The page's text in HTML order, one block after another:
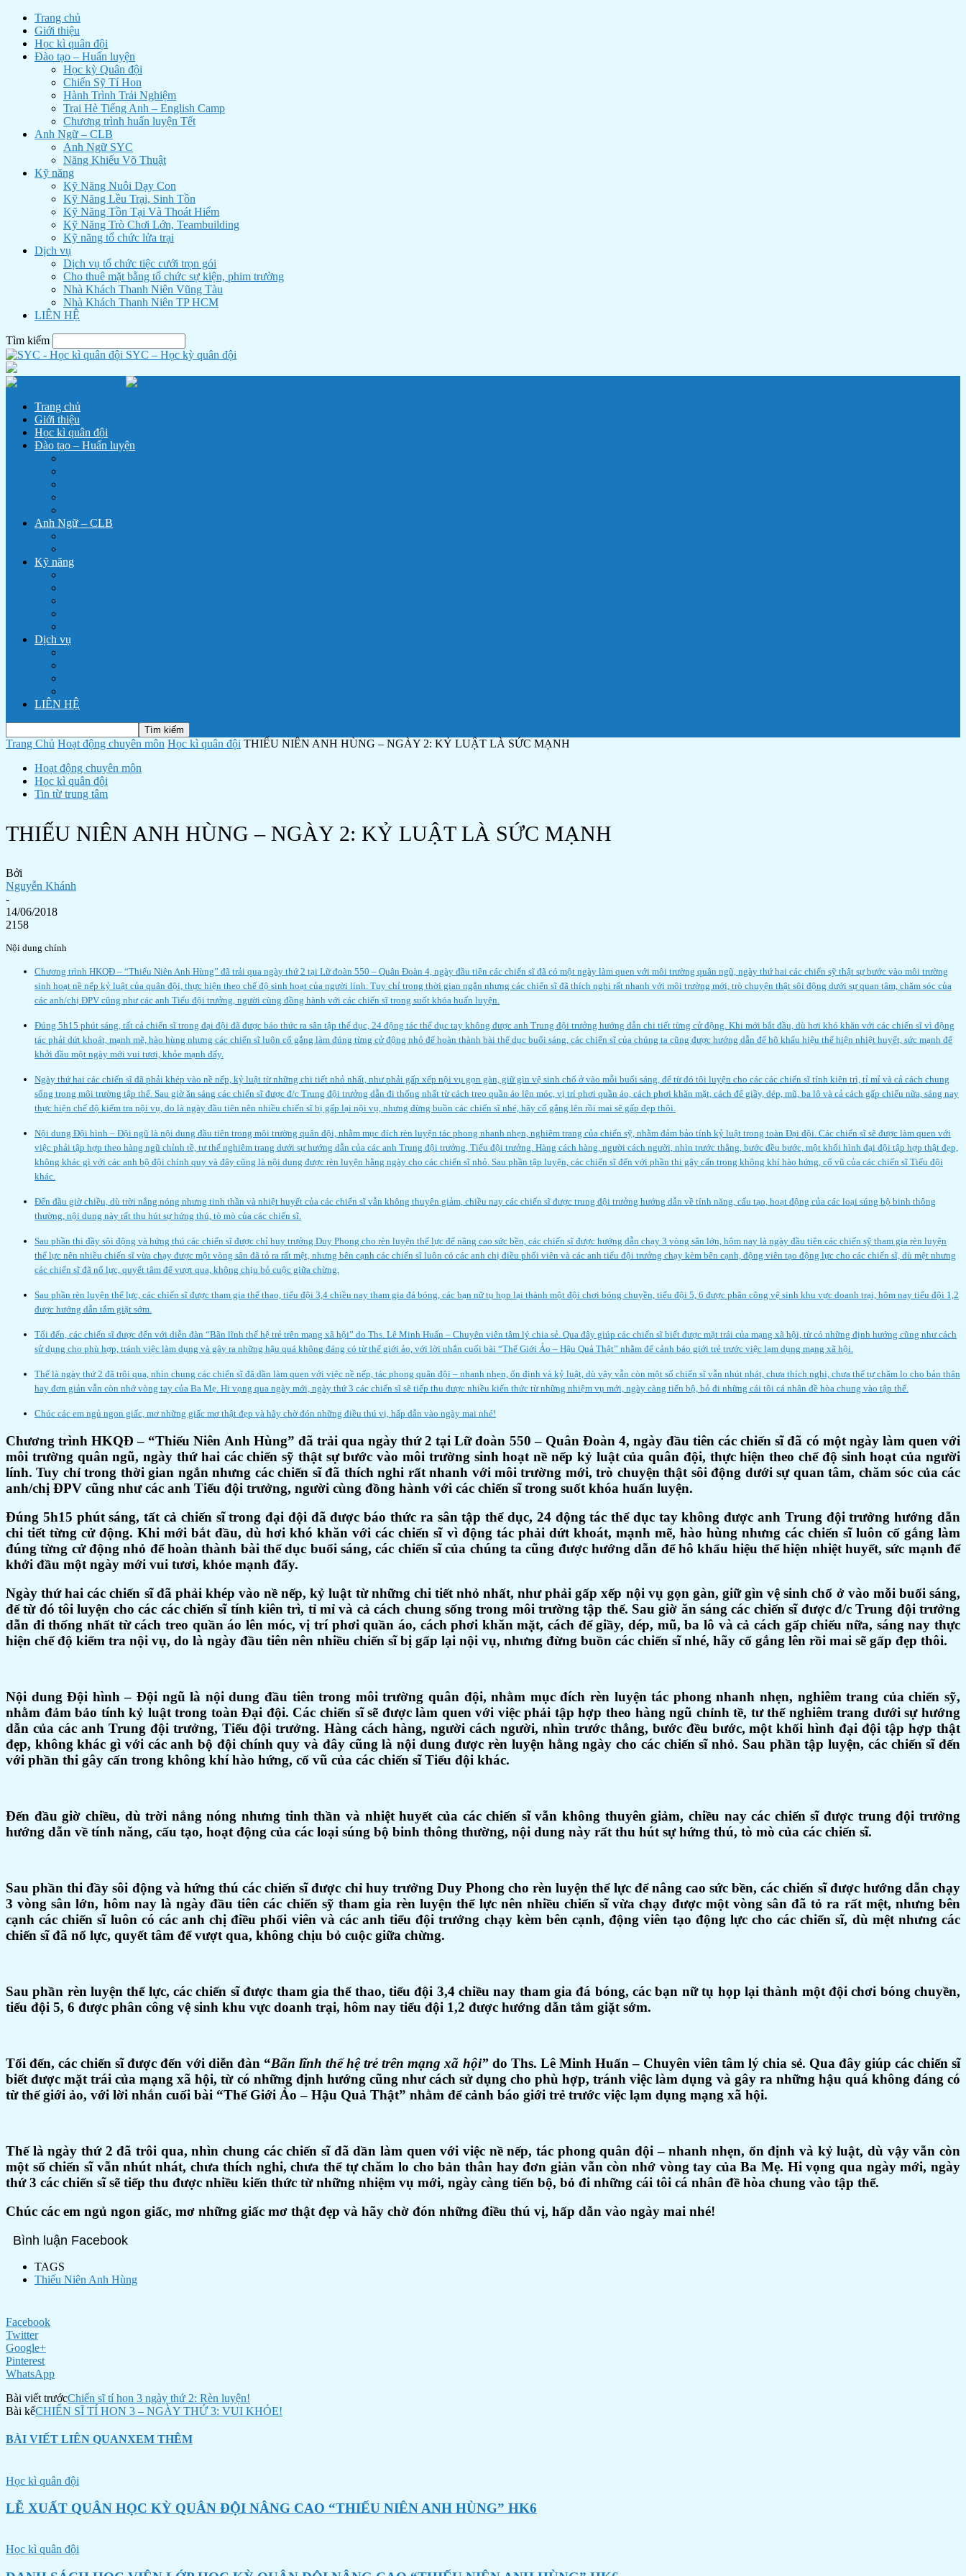
Trang chủ
Giới thiệu
Học kì quân đội
Đào tạo – Huấn luyện
Học kỳ Quân đội
Chiến Sỹ Tí Hon
Hành Trình Trải Nghiệm
Trại Hè Tiếng Anh – English Camp
Chương trình huấn luyện Tết
Anh Ngữ – CLB
Anh Ngữ SYC
Năng Khiếu Võ Thuật
Kỹ năng
Kỹ Năng Nuôi Dạy Con
Kỹ Năng Lều Trại, Sinh Tồn
Kỹ Năng Tồn Tại Và Thoát Hiểm
Kỹ Năng Trò Chơi Lớn, Teambuilding
Kỹ năng tổ chức lửa trại
Dịch vụ
Dịch vụ tổ chức tiệc cưới trọn gói
Cho thuê mặt bằng tổ chức sự kiện, phim trường
Nhà Khách Thanh Niên Vũng Tàu
Nhà Khách Thanh Niên TP HCM
LIÊN HỆ
Tìm kiếm
SYC – Học kỳ quân đội
Trang chủ
Giới thiệu
Học kì quân đội
Đào tạo – Huấn luyện
Anh Ngữ – CLB
Kỹ năng
Dịch vụ
LIÊN HỆ
Trang Chủ Hoạt động chuyên môn Học kì quân đội THIẾU NIÊN ANH HÙNG – NGÀY 2: KỶ LUẬT LÀ SỨC MẠNH
Hoạt động chuyên môn
Học kì quân đội
Tin từ trung tâm
THIẾU NIÊN ANH HÙNG – NGÀY 2: KỶ LUẬT LÀ SỨC MẠNH
Bởi
Nguyễn Khánh
-
14/06/2018
2158
Nội dung chính
Chương trình HKQĐ – “Thiếu Niên Anh Hùng” đã trải qua ngày thứ 2 tại Lữ đoàn 550 – Quân Đoàn 4, ngày đầu tiên các chiến sĩ đã có một ngày làm quen với môi trường quân ngũ, ngày thứ hai các chiến sỹ thật sự bước vào môi trường
sinh hoạt nề nếp kỷ luật của quân đội, thực hiện theo chế độ sinh hoạt của người lính. Tuy chỉ trong thời gian ngắn nhưng các chiến sĩ đã thích nghi rất nhanh với môi trường mới, trò chuyện thật sôi động dưới sự quan tâm, chăm sóc của
các anh/chị ĐPV cũng như các anh Tiểu đội trưởng, người cùng đồng hành với các chiến sĩ trong suốt khóa huấn luyện.
Đúng 5h15 phút sáng, tất cả chiến sĩ trong đại đội đã được báo thức ra sân tập thể dục, 24 động tác thể dục tay không được anh Trung đội trưởng hướng dẫn chi tiết từng cử động. Khi mới bắt đầu, dù hơi khó khăn với các chiến sĩ vì động
tác phải dứt khoát, mạnh mẽ, hào hùng nhưng các chiến sĩ luôn cố gắng làm đúng từng cử động nhỏ để hoàn thành bài thể dục buổi sáng, các chiến sĩ của chúng ta cũng được hướng dẫn để hô khẩu hiệu thể hiện nhiệt huyết, sức mạnh để
khởi đầu một ngày mới vui tươi, khỏe mạnh đấy.
Ngày thứ hai các chiến sĩ đã phải khép vào nề nếp, kỷ luật từ những chi tiết nhỏ nhất, như phải gấp xếp nội vụ gọn gàn, giữ gìn vệ sinh chổ ở vào mỗi buổi sáng, để từ đó tôi luyện cho các các chiến sĩ tính kiên trì, tỉ mỉ và cả cách chung
sống trong môi trường tập thể. Sau giờ ăn sáng các chiến sĩ được đ/c Trung đội trưởng dẫn đi thống nhất từ cách treo quần áo lên móc, vị trí phơi quần áo, cách phơi khăn mặt, cách để giầy, dép, mũ, ba lô và cả cách gấp chiếu nữa, sáng nay
thực hiện chế độ kiểm tra nội vụ, do là ngày đầu tiên nên nhiều chiến sĩ bị gấp lại nội vụ, nhưng đừng buồn các chiến sĩ nhé, hãy cố gắng lên rồi mai sẽ gấp đẹp thôi.
Nội dung Đội hình – Đội ngũ là nội dung đầu tiên trong môi trường quân đội, nhằm mục đích rèn luyện tác phong nhanh nhẹn, nghiêm trang của chiến sỹ, nhằm đảm bảo tính kỷ luật trong toàn Đại đội. Các chiến sĩ sẽ được làm quen với
việc phải tập hợp theo hàng ngũ chỉnh tề, tư thế nghiêm trang dưới sự hướng dẫn của các anh Trung đội trưởng, Tiểu đội trưởng. Hàng cách hàng, người cách người, nhìn trước thẳng, bước đều bước, một khối hình đại đội tập hợp thật đẹp,
không khác gì với các anh bộ đội chính quy và đây cũng là nội dung được rèn luyện hằng ngày cho các chiến sĩ nhỏ. Sau phần tập luyện, các chiến sĩ đến với phần thi gây cấn trong không khí hào hứng, cổ vũ của các chiến sĩ Tiểu đội
khác.
Đến đầu giờ chiều, dù trời nắng nóng nhưng tinh thần và nhiệt huyết của các chiến sĩ vẫn không thuyên giảm, chiều nay các chiến sĩ được trung đội trưởng hướng dẫn về tính năng, cấu tạo, hoạt động của các loại súng bộ binh thông
thường, nội dung này rất thu hút sự hứng thú, tò mò của các chiến sĩ.
Sau phần thi đầy sôi động và hứng thú các chiến sĩ được chỉ huy trưởng Duy Phong cho rèn luyện thể lực để nâng cao sức bền, các chiến sĩ được hướng dẫn chạy 3 vòng sân lớn, hôm nay là ngày đầu tiên các chiến sỹ tham gia rèn luyện
thể lực nên nhiều chiến sĩ vừa chạy được một vòng sân đã tỏ ra rất mệt, nhưng bên cạnh các chiến sĩ luôn có các anh chị điều phối viên và các anh tiểu đội trưởng chạy kèm bên cạnh, động viên tạo động lực cho các chiến sĩ, dù mệt nhưng
các chiến sĩ đã nổ lực, quyết tâm để vượt qua, không chịu bỏ cuộc giữa chừng.
Sau phần rèn luyện thể lực, các chiến sĩ được tham gia thể thao, tiểu đội 3,4 chiều nay tham gia đá bóng, các bạn nữ tụ họp lại thành một đội chơi bóng chuyền, tiểu đội 5, 6 được phân công vệ sinh khu vực doanh trại, hôm nay tiểu đội 1,2
được hướng dẫn tắm giặt sớm.
Tối đến, các chiến sĩ được đến với diễn đàn “Bãn lĩnh thế hệ trẻ trên mạng xã hội” do Ths. Lê Minh Huấn – Chuyên viên tâm lý chia sẻ. Qua đây giúp các chiến sĩ biết được mặt trái của mạng xã hội, từ có những định hướng cũng như cách
sử dụng cho phù hợp, tránh việc làm dụng và gây ra những hậu quá không đáng có từ thế giới ảo, với lời nhắn cuối bài “Thế Giới Ảo – Hậu Quả Thật” nhằm để cảnh báo giới trẻ trước việc lạm dụng mạng xã hội.
Thế là ngày thứ 2 đã trôi qua, nhìn chung các chiến sĩ đã dần làm quen với việc nề nếp, tác phong quân đội – nhanh nhẹn, ổn định và kỷ luật, dù vậy vẫn còn một số chiến sĩ vẫn nhút nhát, chưa thích nghi, chưa thể tự chăm lo cho bản thân
hay đơn giản vẫn còn nhớ vòng tay của Ba Mẹ. Hi vọng qua ngày mới, ngày thứ 3 các chiến sĩ sẽ tiếp thu được nhiều kiến thức từ những nhiệm vụ mới, ngày càng tiến bộ, bỏ đi những cái tôi cá nhân đề hòa chung vào tập thể.
Chúc các em ngủ ngon giấc, mơ những giấc mơ thật đẹp và hãy chờ đón những điều thú vị, hấp dẫn vào ngày mai nhé!
Chương trình HKQĐ – “Thiếu Niên Anh Hùng” đã trải qua ngày thứ 2 tại Lữ đoàn 550 – Quân Đoàn 4, ngày đầu tiên các chiến sĩ đã có một ngày làm quen với
môi trường quân ngũ, ngày thứ hai các chiến sỹ thật sự bước vào môi trường sinh hoạt nề nếp kỷ luật của quân đội, thực hiện theo chế độ sinh hoạt của người
lính. Tuy chỉ trong thời gian ngắn nhưng các chiến sĩ đã thích nghi rất nhanh với môi trường mới, trò chuyện thật sôi động dưới sự quan tâm, chăm sóc của các
anh/chị ĐPV cũng như các anh Tiểu đội trưởng, người cùng đồng hành với các chiến sĩ trong suốt khóa huấn luyện.
Đúng 5h15 phút sáng, tất cả chiến sĩ trong đại đội đã được báo thức ra sân tập thể dục, 24 động tác thể dục tay không được anh Trung đội trưởng hướng dẫn
chi tiết từng cử động. Khi mới bắt đầu, dù hơi khó khăn với các chiến sĩ vì động tác phải dứt khoát, mạnh mẽ, hào hùng nhưng các chiến sĩ luôn cố gắng làm
đúng từng cử động nhỏ để hoàn thành bài thể dục buổi sáng, các chiến sĩ của chúng ta cũng được hướng dẫn để hô khẩu hiệu thể hiện nhiệt huyết, sức mạnh để
khởi đầu một ngày mới vui tươi, khỏe mạnh đấy.
Ngày thứ hai các chiến sĩ đã phải khép vào nề nếp, kỷ luật từ những chi tiết nhỏ nhất, như phải gấp xếp nội vụ gọn gàn, giữ gìn vệ sinh chổ ở vào mỗi buổi sáng,
để từ đó tôi luyện cho các các chiến sĩ tính kiên trì, tỉ mỉ và cả cách chung sống trong môi trường tập thể. Sau giờ ăn sáng các chiến sĩ được đ/c Trung đội trưởng
dẫn đi thống nhất từ cách treo quần áo lên móc, vị trí phơi quần áo, cách phơi khăn mặt, cách để giầy, dép, mũ, ba lô và cả cách gấp chiếu nữa, sáng nay thực
hiện chế độ kiểm tra nội vụ, do là ngày đầu tiên nên nhiều chiến sĩ bị gấp lại nội vụ, nhưng đừng buồn các chiến sĩ nhé, hãy cố gắng lên rồi mai sẽ gấp đẹp thôi.
Nội dung Đội hình – Đội ngũ là nội dung đầu tiên trong môi trường quân đội, nhằm mục đích rèn luyện tác phong nhanh nhẹn, nghiêm trang của chiến sỹ,
nhằm đảm bảo tính kỷ luật trong toàn Đại đội. Các chiến sĩ sẽ được làm quen với việc phải tập hợp theo hàng ngũ chỉnh tề, tư thế nghiêm trang dưới sự hướng
dẫn của các anh Trung đội trưởng, Tiểu đội trưởng. Hàng cách hàng, người cách người, nhìn trước thẳng, bước đều bước, một khối hình đại đội tập hợp thật
đẹp, không khác gì với các anh bộ đội chính quy và đây cũng là nội dung được rèn luyện hằng ngày cho các chiến sĩ nhỏ. Sau phần tập luyện, các chiến sĩ đến
với phần thi gây cấn trong không khí hào hứng, cổ vũ của các chiến sĩ Tiểu đội khác.
Đến đầu giờ chiều, dù trời nắng nóng nhưng tinh thần và nhiệt huyết của các chiến sĩ vẫn không thuyên giảm, chiều nay các chiến sĩ được trung đội trưởng
hướng dẫn về tính năng, cấu tạo, hoạt động của các loại súng bộ binh thông thường, nội dung này rất thu hút sự hứng thú, tò mò của các chiến sĩ.
Sau phần thi đầy sôi động và hứng thú các chiến sĩ được chỉ huy trưởng Duy Phong cho rèn luyện thể lực để nâng cao sức bền, các chiến sĩ được hướng dẫn chạy
3 vòng sân lớn, hôm nay là ngày đầu tiên các chiến sỹ tham gia rèn luyện thể lực nên nhiều chiến sĩ vừa chạy được một vòng sân đã tỏ ra rất mệt, nhưng bên
cạnh các chiến sĩ luôn có các anh chị điều phối viên và các anh tiểu đội trưởng chạy kèm bên cạnh, động viên tạo động lực cho các chiến sĩ, dù mệt nhưng các
chiến sĩ đã nổ lực, quyết tâm để vượt qua, không chịu bỏ cuộc giữa chừng.
Sau phần rèn luyện thể lực, các chiến sĩ được tham gia thể thao, tiểu đội 3,4 chiều nay tham gia đá bóng, các bạn nữ tụ họp lại thành một đội chơi bóng chuyền,
tiểu đội 5, 6 được phân công vệ sinh khu vực doanh trại, hôm nay tiểu đội 1,2 được hướng dẫn tắm giặt sớm.
Tối đến, các chiến sĩ được đến với diễn đàn “Bãn lĩnh thế hệ trẻ trên mạng xã hội” do Ths. Lê Minh Huấn – Chuyên viên tâm lý chia sẻ. Qua đây giúp các chiến sĩ
biết được mặt trái của mạng xã hội, từ có những định hướng cũng như cách sử dụng cho phù hợp, tránh việc làm dụng và gây ra những hậu quá không đáng có
từ thế giới ảo, với lời nhắn cuối bài “Thế Giới Ảo – Hậu Quả Thật” nhằm để cảnh báo giới trẻ trước việc lạm dụng mạng xã hội.
Thế là ngày thứ 2 đã trôi qua, nhìn chung các chiến sĩ đã dần làm quen với việc nề nếp, tác phong quân đội – nhanh nhẹn, ổn định và kỷ luật, dù vậy vẫn còn
một số chiến sĩ vẫn nhút nhát, chưa thích nghi, chưa thể tự chăm lo cho bản thân hay đơn giản vẫn còn nhớ vòng tay của Ba Mẹ. Hi vọng qua ngày mới, ngày
thứ 3 các chiến sĩ sẽ tiếp thu được nhiều kiến thức từ những nhiệm vụ mới, ngày càng tiến bộ, bỏ đi những cái tôi cá nhân đề hòa chung vào tập thể.
Chúc các em ngủ ngon giấc, mơ những giấc mơ thật đẹp và hãy chờ đón những điều thú vị, hấp dẫn vào ngày mai nhé!
Bình luận Facebook
TAGS
Thiếu Niên Anh Hùng
Facebook
Twitter
Google+
Pinterest
WhatsApp
Bài viết trướcChiến sĩ tí hon 3 ngày thứ 2: Rèn luyện!
Bài kếCHIẾN SĨ TÍ HON 3 – NGÀY THỨ 3: VUI KHỎE!
BÀI VIẾT LIÊN QUANXEM THÊM
Học kì quân đội
LỄ XUẤT QUÂN HỌC KỲ QUÂN ĐỘI NÂNG CAO “THIẾU NIÊN ANH HÙNG” HK6
Học kì quân đội